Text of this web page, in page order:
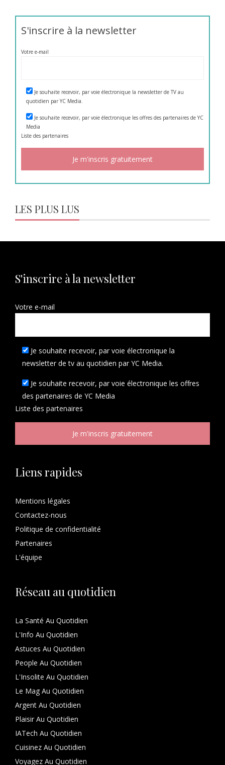
S'inscrire à la newsletter
Votre e-mail
Je souhaite recevoir, par voie électronique la newsletter de TV au
quotidien par YC Media.
Je souhaite recevoir, par voie électronique les offres des partenaires de YC
Media
Liste des partenaires
LES PLUS LUS
S'inscrire à la newsletter
Votre e-mail
Je souhaite recevoir, par voie électronique la
newsletter de tv au quotidien par YC Media.
Je souhaite recevoir, par voie électronique les offres
des partenaires de YC Media
Liste des partenaires
Liens rapides
Mentions légales
Contactez-nous
Politique de confidentialité
Partenaires
L'équipe
Réseau au quotidien
La Santé Au Quotidien
L'Info Au Quotidien
Astuces Au Quotidien
People Au Quotidien
L'Insolite Au Quotidien
Le Mag Au Quotidien
Argent Au Quotidien
Plaisir Au Quotidien
IATech Au Quotidien
Cuisinez Au Quotidien
Voyagez Au Quotidien